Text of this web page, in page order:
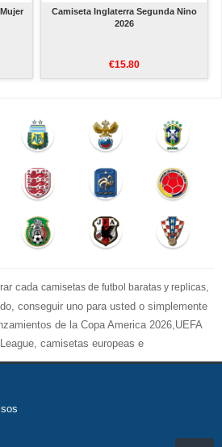
Camiseta Inglaterra Segunda Nino
2026
€15.80
cada camisetas de futbol baratas y replicas,
conseguir uno para usted o simplemente
de la Copa America 2026,UEFA
camisetas europeas e
fútbol y kits.
baratas
en todas las camisetas del club de fútbol,
todo a los precios más bajos!
camisetas de futbol tailandia, ​​